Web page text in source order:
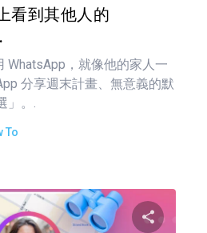
看到其他人的
WhatsApp，就像他的家人一
分享週末計畫、無意義的默
」。.
To